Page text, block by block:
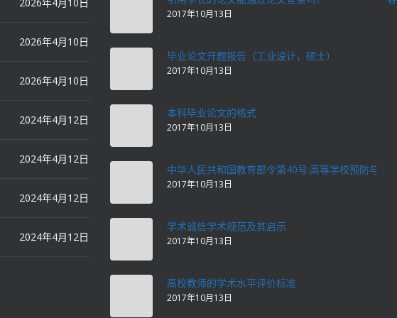
2026年4月10日
2026年4月10日
2024年4月12日
2024年4月12日
2024年4月12日
2024年4月12日
2017年10月13日
毕业论文开题报告（工业设计，硕士）
2017年10月13日
本科毕业论文的格式
2017年10月13日
中华人民共和国教育部令第40号:高等学校预防与处
2017年10月13日
学术诚信学术规范及其启示
2017年10月13日
高校教师的学术水平评价标准
2017年10月13日